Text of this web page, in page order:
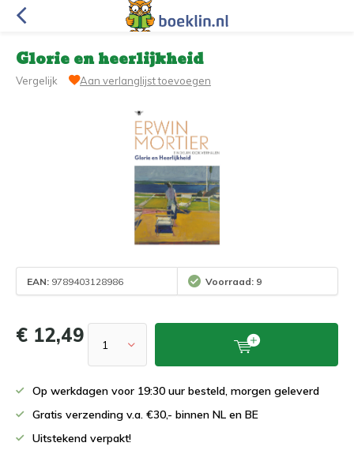
Glorie en heerlijkheid
Vergelijk Aan verlanglijst toevoegen
EAN: 9789403128986 Voorraad: 9
€ 12,49
Op werkdagen voor 19:30 uur besteld, morgen geleverd
Gratis verzending v.a. €30,- binnen NL en BE
Uitstekend verpakt!